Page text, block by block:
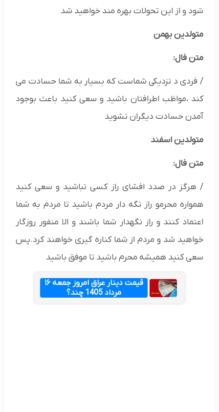
شود و از این تحولات بهره مند خواهید شد
متولدین بهمن
متن فال:
/ فردی د نزدیکی شماست که بسیار به شما حسادت می
کند ،مواظب اطرافتان باشید و سعی کنید باعث بوجود
آمدن حسادت دیگران نشوید
متولدین اسفند
متن فال:
/ هرگز در صدد افشای راز کسی نباشید و سعی کنید
همواره محرمو راز نگه دار مردم باشید تا مردم به شما
اعتماد کنند و راز نگهدار شما باشند و الا منفور روزگار
خواهید شد و مردم از شما کناره گیری خواهند کرد.پس
سعی کنید همیشه محرم باشید تا موفق باشید
قیمت دینار عراق امروز جمعه ۱۶
مرداد 1405 چند؟